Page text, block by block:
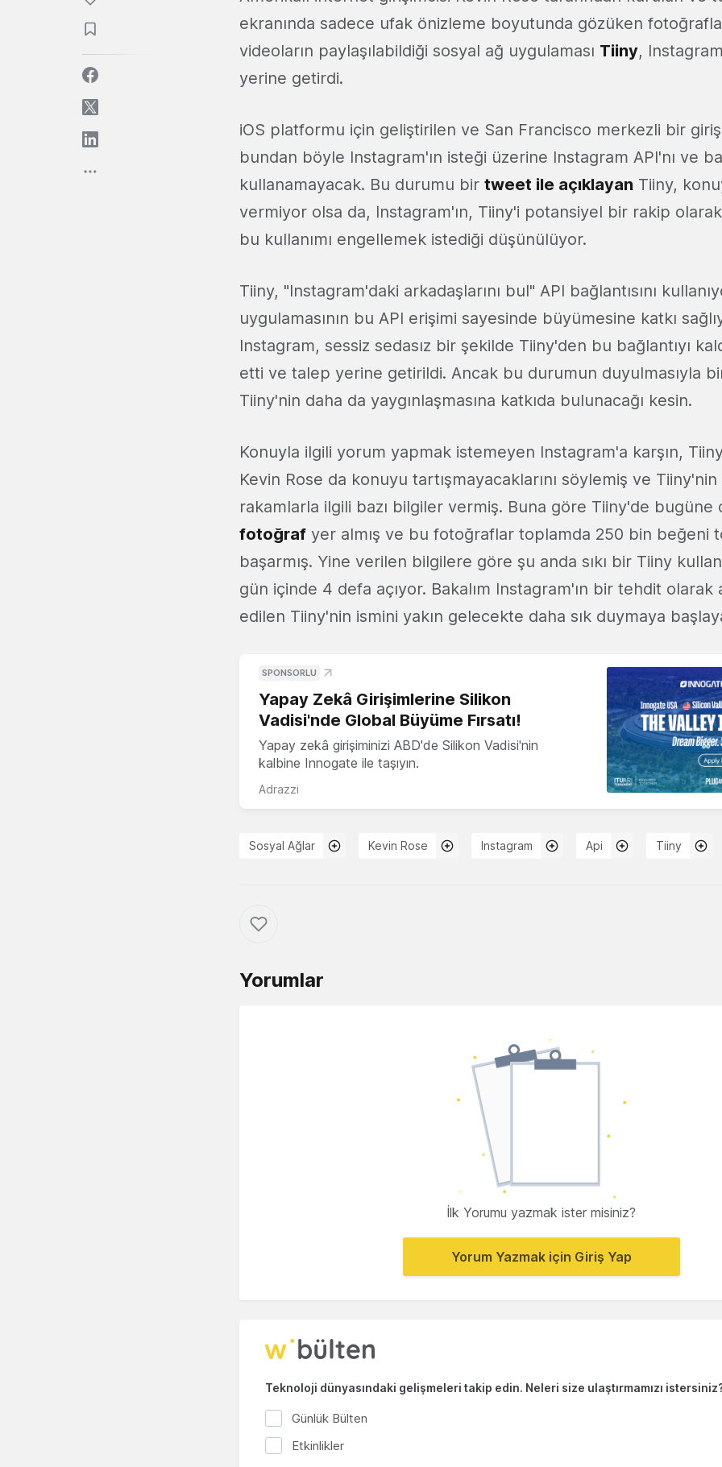
ekranında sadece ufak önizleme boyutunda gözüken
videoların paylaşılabildiği sosyal ağ uygulaması Tiiny,
yerine getirdi.
iOS platformu için geliştirilen ve San Francisco merkezli bir
bundan böyle Instagram'ın isteği üzerine Instagram API'nı ve
kullanamayacak. Bu durumu bir tweet ile açıklayan Tiiny,
vermiyor olsa da, Instagram'ın, Tiiny'i potansiyel bir rakip
bu kullanımı engellemek istediği düşünülüyor.
Tiiny, "Instagram'daki arkadaşlarını bul" API bağlantısını
uygulamasının bu API erişimi sayesinde büyümesine katkı
Instagram, sessiz sedasız bir şekilde Tiiny'den bu bağlantıyı
etti ve talep yerine getirildi. Ancak bu durumun duyulmasıyla
Tiiny'nin daha da yaygınlaşmasına katkıda bulunacağı kesin.
Konuyla ilgili yorum yapmak istemeyen Instagram'a karşın,
Kevin Rose da konuyu tartışmayacaklarını söylemiş ve Tiiny'nin
rakamlarla ilgili bazı bilgiler vermiş. Buna göre Tiiny'de
fotoğraf yer almış ve bu fotoğraflar toplamda 250 bin beğeni
başarmış. Yine verilen bilgilere göre şu anda sıkı bir Tiiny
gün içinde 4 defa açıyor. Bakalım Instagram'ın bir tehdit olarak
edilen Tiiny'nin ismini yakın gelecekte daha sık duymaya
SPONSORLU
Yapay Zekâ Girişimlerine Silikon
Vadisi'nde Global Büyüme Fırsatı!
Yapay zekâ girişiminizi ABD'de Silikon Vadisi'nin
kalbine Innogate ile taşıyın.
Adrazzi
Sosyal Ağlar Kevin Rose Instagram Api Tiiny
Yorumlar
İlk Yorumu yazmak ister misiniz?
Yorum Yazmak için Giriş Yap
Teknoloji dünyasındaki gelişmeleri takip edin. Neleri size ulaştırmamızı
Günlük Bülten
Etkinlikler